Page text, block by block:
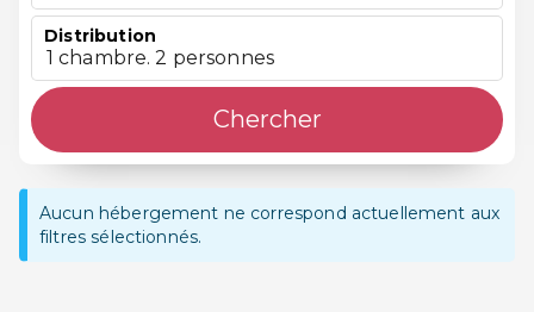
Distribution
1 chambre. 2 personnes
Chercher
Aucun hébergement ne correspond actuellement aux
filtres sélectionnés.